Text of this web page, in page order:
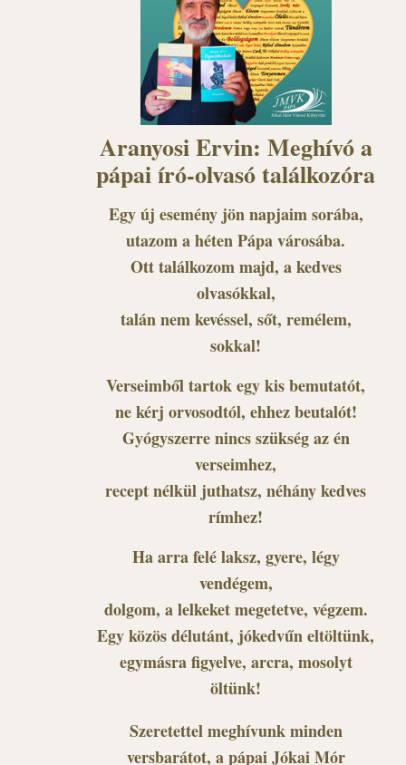
Aranyosi Ervin: Meghívó a
pápai író-olvasó találkozóra
Egy új esemény jön napjaim sorába,
utazom a héten Pápa városába.
Ott találkozom majd, a kedves
olvasókkal,
talán nem kevéssel, sőt, remélem,
sokkal!
Verseimből tartok egy kis bemutatót,
ne kérj orvosodtól, ehhez beutalót!
Gyógyszerre nincs szükség az én
verseimhez,
recept nélkül juthatsz, néhány kedves
rímhez!
Ha arra felé laksz, gyere, légy
vendégem,
dolgom, a lelkeket megetetve, végzem.
Egy közös délutánt, jókedvűn eltöltünk,
egymásra figyelve, arcra, mosolyt
öltünk!
Szeretettel meghívunk minden
versbarátot, a pápai Jókai Mór